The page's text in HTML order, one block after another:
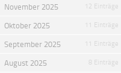
November 2025 12 Einträge
Oktober 2025 11 Einträge
September 2025 11 Einträge
August 2025 8 Einträge